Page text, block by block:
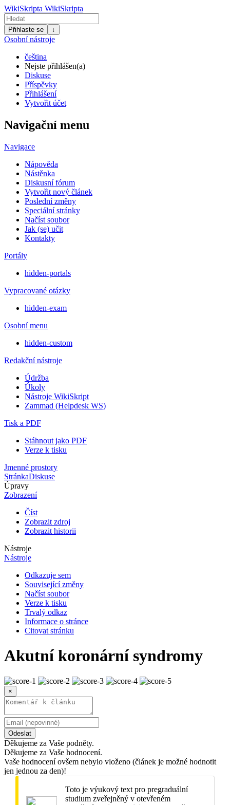
WikiSkripta WikiSkripta
Přihlaste se ↓
Osobní nástroje
čeština
Nejste přihlášen(a)
Diskuse
Příspěvky
Přihlášení
Vytvořit účet
Navigační menu
Navigace
Nápověda
Nástěnka
Diskusní fórum
Vytvořit nový článek
Poslední změny
Speciální stránky
Načíst soubor
Jak (se) učit
Kontakty
Portály
hidden-portals
Vypracované otázky
hidden-exam
Osobní menu
hidden-custom
Redakční nástroje
Údržba
Úkoly
Nástroje WikiSkript
Zammad (Helpdesk WS)
Tisk a PDF
Stáhnout jako PDF
Verze k tisku
Jmenné prostory
StránkaDiskuse
Úpravy
Zobrazení
Číst
Zobrazit zdroj
Zobrazit historii
Nástroje
Nástroje
Odkazuje sem
Související změny
Načíst soubor
Verze k tisku
Trvalý odkaz
Informace o stránce
Citovat stránku
Akutní koronární syndromy
×
Odeslat
Děkujeme za Vaše podněty.
Děkujeme za Vaše hodnocení.
Vaše hodnocení ovšem nebylo vloženo (článek je možné hodnotit
jen jednou za den)!
Toto je výukový text pro pregraduální
studium zveřejněný v otevřeném